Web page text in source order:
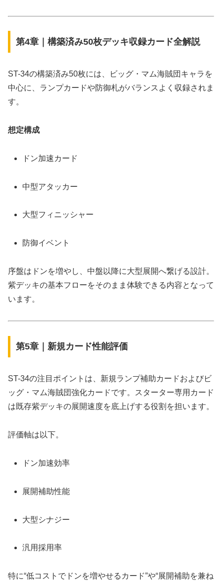
第4章｜構築済み50枚デッキ収録カード全解説
ST-34の構築済み50枚には、ビッグ・マム海賊団キャラを
中心に、ランプカードや防御札がバランスよく収録されま
す。
想定構成
ドン加速カード
中型アタッカー
大型フィニッシャー
防御イベント
序盤はドンを増やし、中盤以降に大型展開へ繋げる設計。
紫デッキの基本フローをそのまま体験できる内容となって
います。
第5章｜新規カード性能評価
ST-34の注目ポイントは、新規ランプ補助カードおよびビ
ッグ・マム海賊団強化カードです。スターター専用カード
は既存紫デッキの展開速度を底上げする役割を担います。
評価軸は以下。
ドン加速効率
展開補助性能
大型シナジー
汎用採用率
特に“低コストでドンを増やせるカード”や“展開補助を兼ね